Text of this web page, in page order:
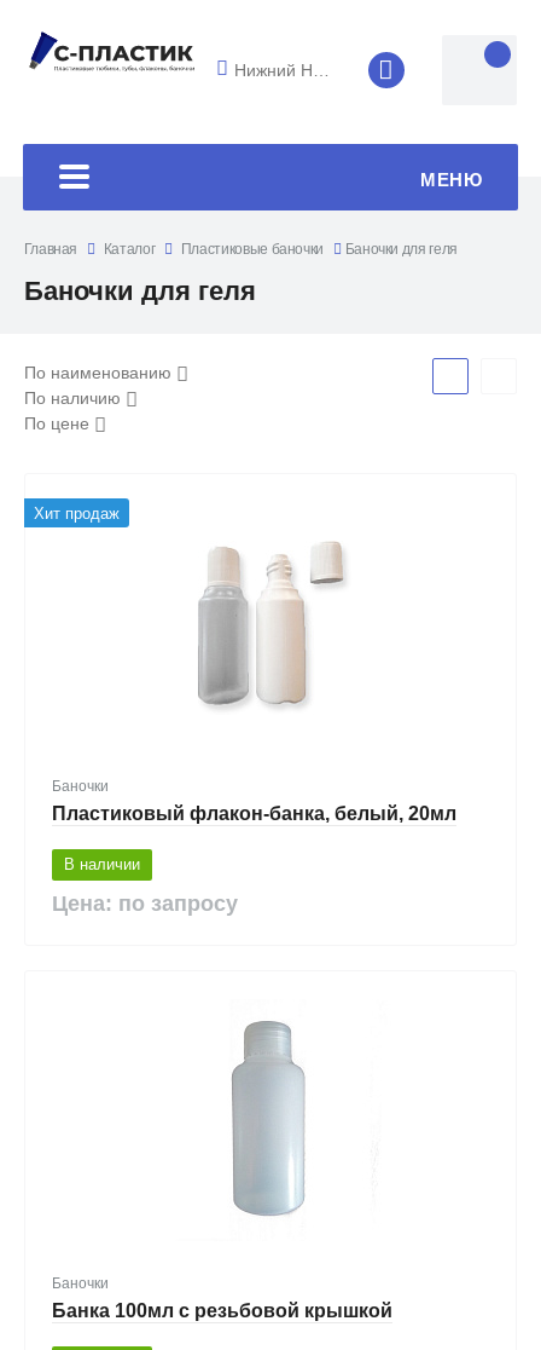
Нижний Новгород 8 (4852) 33-
МЕНЮ
Главная Каталог Пластиковые баночки Баночки для геля
Баночки для геля
По наименованию
По наличию
По цене
Хит продаж
Баночки
Пластиковый флакон-банка, белый, 20мл
В наличии
Цена: по запросу
Баночки
Банка 100мл с резьбовой крышкой